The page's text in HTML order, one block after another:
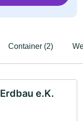
Container (2)
e.K.